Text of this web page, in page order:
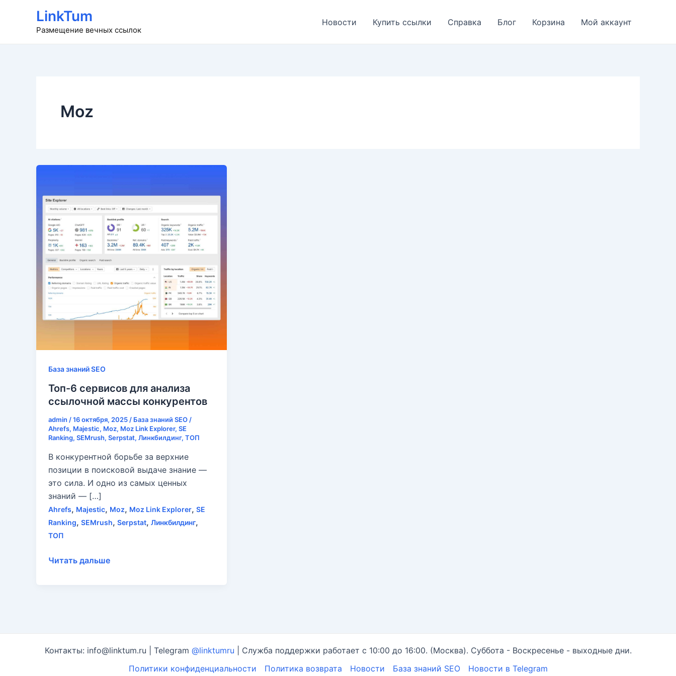
содержимому
LinkTum
Размещение вечных ссылок
Новости Купить ссылки Справка Блог Корзина Мой аккаунт
Moz
База знаний SEO
Топ-6 сервисов для анализа
ссылочной массы конкурентов
admin /16 октября, 2025 / База знаний SEO /
Ahrefs, Majestic, Moz, Moz Link Explorer, SE
Ranking, SEMrush, Serpstat, Линкбилдинг, ТОП
В конкурентной борьбе за верхние
позиции в поисковой выдаче знание —
это сила. И одно из самых ценных
знаний — […]
Ahrefs, Majestic, Moz, Moz Link Explorer, SE
Ranking, SEMrush, Serpstat, Линкбилдинг,
ТОП
Топ-6
Читать дальше
Контакты: info@linktum.ru | Telegram @linktumru | Служба поддержки работает с 10:00 до 16:00. (Москва). Суббота - Воскресенье - выходные дни.
Политики конфиденциальности
Политика возврата Новости База знаний SEO Новости в Telegram